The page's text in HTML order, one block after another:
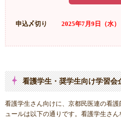
申込〆切り 2025年7月9日（水）
看護学生・奨学生向け学習会
看護学生さん向けに、京都民医連の看
ュールは以下の通りです。看護学生さん